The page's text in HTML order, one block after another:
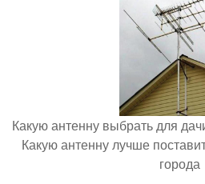
Какую антенну выбрать для
Какую антенну лучше
города